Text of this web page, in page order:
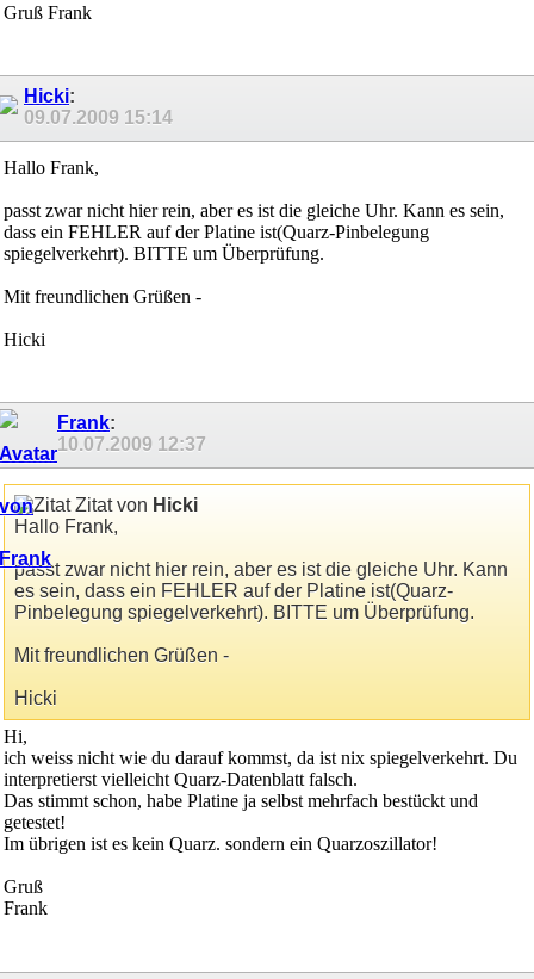
Gruß Frank
Hicki:
09.07.2009 15:14
Hallo Frank,
passt zwar nicht hier rein, aber es ist die gleiche Uhr. Kann es sein,
dass ein FEHLER auf der Platine ist(Quarz-Pinbelegung
spiegelverkehrt). BITTE um Überprüfung.
Mit freundlichen Grüßen -
Hicki
Frank:
10.07.2009 12:37
Zitat von Hicki
Hallo Frank,
passt zwar nicht hier rein, aber es ist die gleiche Uhr. Kann
es sein, dass ein FEHLER auf der Platine ist(Quarz-
Pinbelegung spiegelverkehrt). BITTE um Überprüfung.
Mit freundlichen Grüßen -
Hicki
Hi,
ich weiss nicht wie du darauf kommst, da ist nix spiegelverkehrt. Du
interpretierst vielleicht Quarz-Datenblatt falsch.
Das stimmt schon, habe Platine ja selbst mehrfach bestückt und
getestet!
Im übrigen ist es kein Quarz. sondern ein Quarzoszillator!
Gruß
Frank